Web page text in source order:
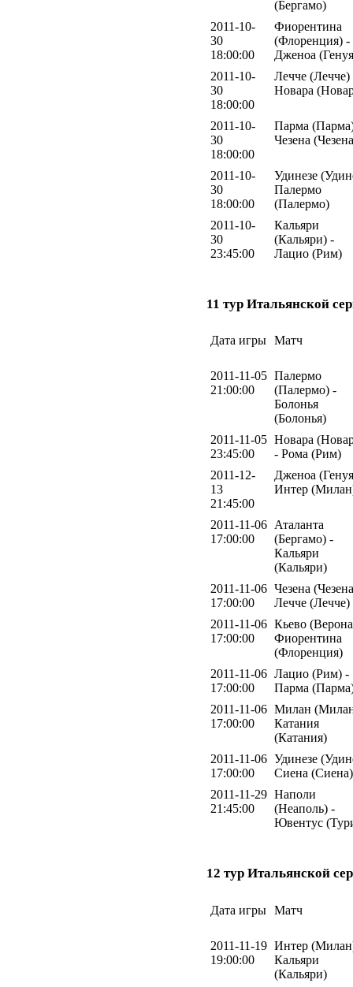
(Бергамо)
2011-10-
30
18:00:00
Фиорентина
(Флоренция) -
Дженоа
2011-10-
30
18:00:00
Лечче (Лечче)
Новара
2011-10-
30
18:00:00
Парма
Чезена
2011-10-
30
18:00:00
Удинезе
Палермо
(Палермо)
2011-10-
30
23:45:00
Кальяри
(Кальяри) -
Лацио (Рим)
11 тур Итальянской
Дата игры Матч
2011-11-05
21:00:00
Палермо
(Палермо) -
Болонья
(Болонья)
2011-11-05
23:45:00
Новара
- Рома (Рим)
2011-12-
13
21:45:00
Дженоа
Интер
2011-11-06
17:00:00
Аталанта
(Бергамо) -
Кальяри
(Кальяри)
2011-11-06
17:00:00
Чезена
Лечче (Лечче)
2011-11-06
17:00:00
Кьево
Фиорентина
(Флоренция)
2011-11-06
17:00:00
Лацио (Рим) -
Парма
2011-11-06
17:00:00
Милан
Катания
(Катания)
2011-11-06
17:00:00
Удинезе
Сиена (Сиена)
2011-11-29
21:45:00
Наполи
(Неаполь) -
Ювентус
12 тур Итальянской
Дата игры Матч
2011-11-19
19:00:00
Интер
Кальяри
(Кальяри)